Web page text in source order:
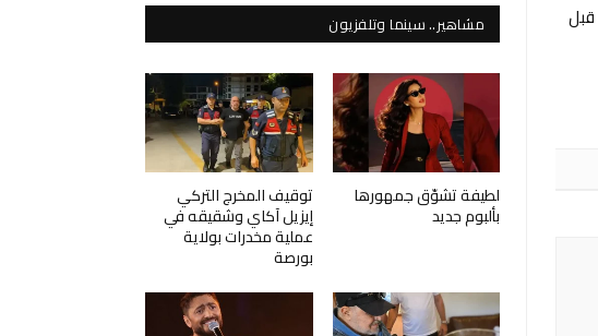
مشاهير.. سينما وتلفزيون
لطيفة تشوّق جمهورها
بألبوم جديد
توقيف المخرج التركي
إيزيل آكاي وشقيقه في
عملية مخدرات بولاية
بورصة